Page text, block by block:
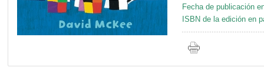
Fecha de publicación
ISBN de la edición en